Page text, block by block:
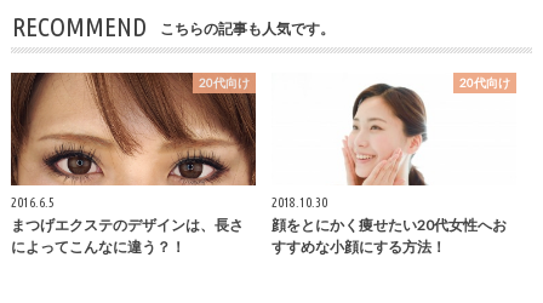
RECOMMEND こちらの記事も人気です。
20代向け
2016.6.5
まつげエクステのデザインは、長さ
によってこんなに違う？！
20代向け
2018.10.30
顔をとにかく痩せたい20代女性へお
すすめな小顔にする方法！